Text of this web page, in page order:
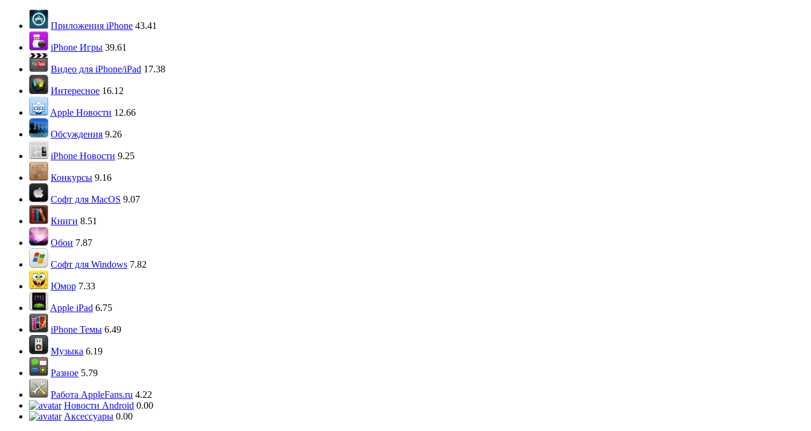
Приложения iPhone 43.41
iPhone Игры 39.61
Видео для iPhone/iPad 17.38
Интересное 16.12
Apple Новости 12.66
Обсуждения 9.26
iPhone Новости 9.25
Конкурсы 9.16
Софт для MacOS 9.07
Книги 8.51
Обои 7.87
Софт для Windows 7.82
Юмор 7.33
Apple iPad 6.75
iPhone Темы 6.49
Музыка 6.19
Разное 5.79
Работа AppleFans.ru 4.22
Новости Android 0.00
Аксессуары 0.00